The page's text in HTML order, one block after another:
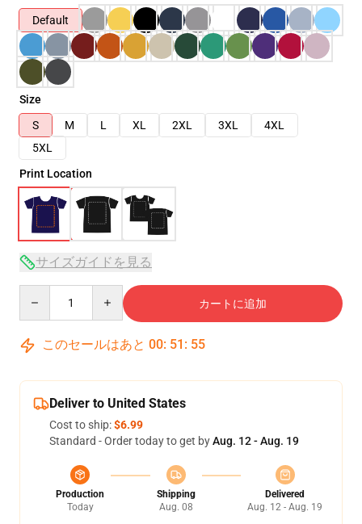
Default
Size
S
M L XL 2XL 3XL
4XL
5XL
Print Location
サイズガイドを見る
カートに追加
このセールはあと 00: 51 : 54
Deliver to United States
Cost to ship:$6.99
Standard - Order today to get byAug. 12 - Aug. 19
Production
Today
Shipping
Aug. 08
Delivered
Aug. 12 - Aug. 19